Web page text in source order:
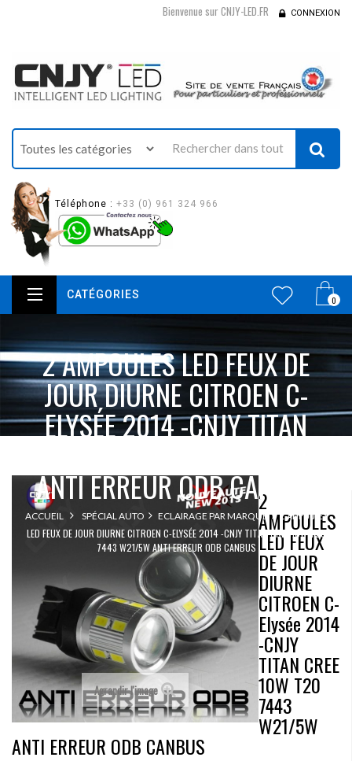
Bienvenue sur CNJY-LED.FR CONNEXION
Téléphone : +33 (0) 961 324 966
0
CATÉGORIES
2 AMPOULES LED FEUX DE
JOUR DIURNE CITROEN C-
ELYSÉE 2014 -CNJY TITAN
ANTI ERREUR ODB CANBUS
ACCUEIL SPÉCIAL AUTO ECLAIRAGE PAR MARQUE
2 AMPOULES
LED FEUX DE JOUR DIURNE CITROEN C-ELYSÉE 2014 -CNJY TITAN CREE 10W T20
7443 W21/5W ANTI ERREUR ODB CANBUS
Agrandir l'image
2
AMPOULES
LED FEUX
DE JOUR
DIURNE
CITROEN C-
Elysée 2014
-CNJY
TITAN CREE
10W T20
7443
W21/5W
ANTI ERREUR ODB CANBUS